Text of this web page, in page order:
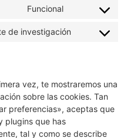
Funcional
de investigación
vez, te mostraremos una
sobre las cookies. Tan
preferencias», aceptas que
plugins que has
tal y como se describe